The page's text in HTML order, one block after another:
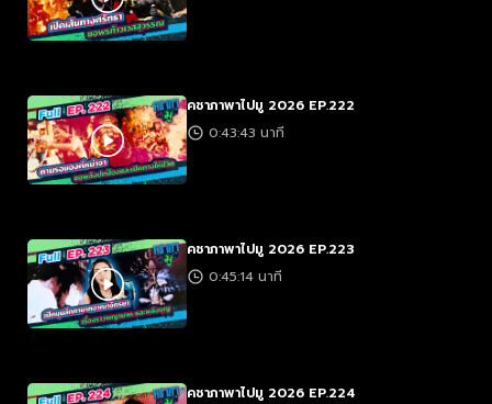
คชาภาพาไปมู 2026 EP.222
0:43:43 นาที
คชาภาพาไปมู 2026 EP.223
0:45:14 นาที
คชาภาพาไปมู 2026 EP.224